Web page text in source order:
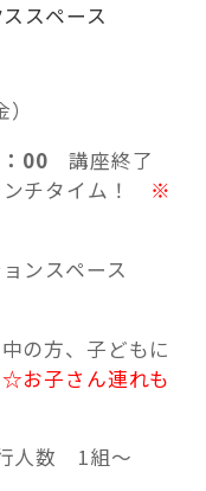
スペース
00 講座終了
ンチタイム！ ※
ンスペース
の方、子どもに
☆お子さん連れも
人数 1組～